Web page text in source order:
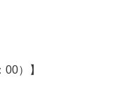
）】